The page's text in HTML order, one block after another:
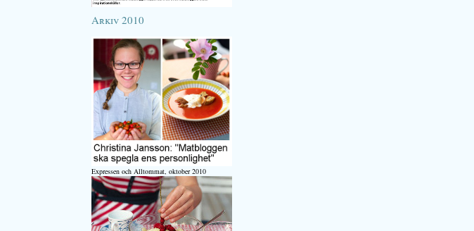
Arkiv 2010
Expressen och Alltommat, oktober 2010